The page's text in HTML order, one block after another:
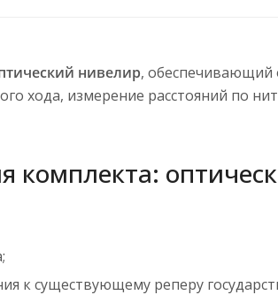
нивелир, обеспечивающий
хода, измерение расстояний по
к существующему реперу